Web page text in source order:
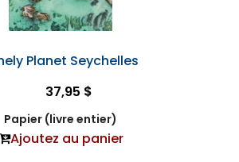
Planet Seychelles
37,95 $
Papier (livre entier)
Ajoutez au panier